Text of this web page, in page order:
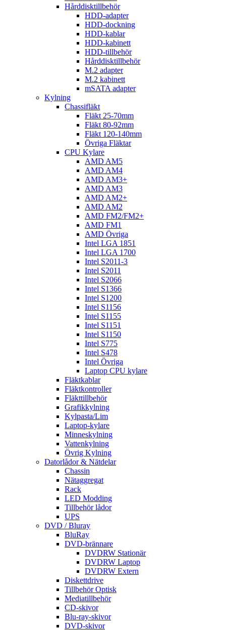
Hårddisktillbehör
HDD-adapter
HDD-dockning
HDD-kablar
HDD-kabinett
HDD-tillbehör
Hårddisktillbehör
M.2 adapter
M.2 kabinett
mSATA adapter
Kylning
Chassifläkt
Fläkt 25-70mm
Fläkt 80-92mm
Fläkt 120-140mm
Övriga Fläktar
CPU Kylare
AMD AM5
AMD AM4
AMD AM3+
AMD AM3
AMD AM2+
AMD AM2
AMD FM2/FM2+
AMD FM1
AMD Övriga
Intel LGA 1851
Intel LGA 1700
Intel S2011-3
Intel S2011
Intel S2066
Intel S1366
Intel S1200
Intel S1156
Intel S1155
Intel S1151
Intel S1150
Intel S775
Intel S478
Intel Övriga
Laptop CPU kylare
Fläktkablar
Fläktkontroller
Fläkttillbehör
Grafikkylning
Kylpasta/Lim
Laptop-kylare
Minneskylning
Vattenkylning
Övrig Kylning
Datorlådor & Nätdelar
Chassin
Nätaggregat
Rack
LED Modding
Tillbehör lådor
UPS
DVD / Bluray
BluRay
DVD-brännare
DVDRW Stationär
DVDRW Laptop
DVDRW Extern
Diskettdrive
Tillbehör Optisk
Mediatillbehör
CD-skivor
Blu-ray-skivor
DVD-skivor